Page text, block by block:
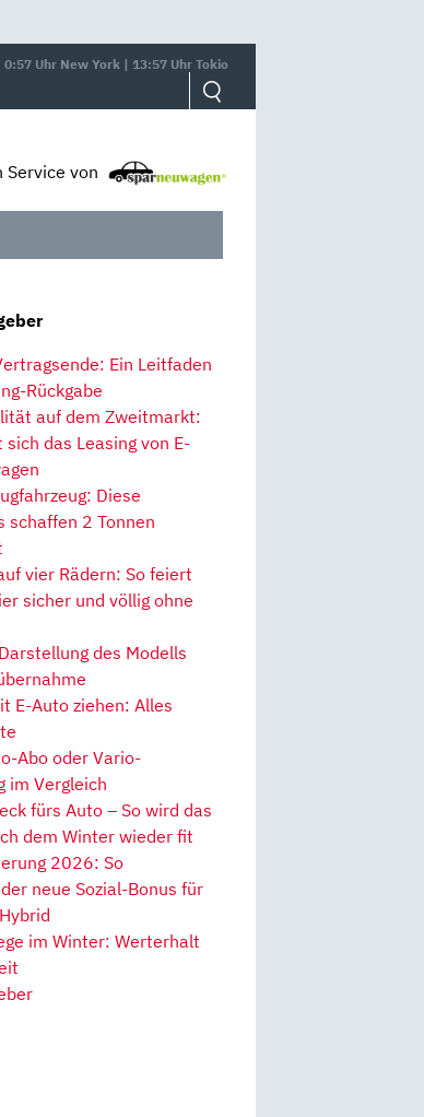
Uhr New York | 13:57 Uhr Tokio
Service von
Ein Leitfaden
Rückgabe
auf dem Zweitmarkt:
das Leasing von E-
Diese
schaffen 2 Tonnen
vier Rädern: So feiert
sicher und völlig ohne
des Modells
E-Auto ziehen: Alles
Abo oder Vario-
im Vergleich
fürs Auto – So wird das
dem Winter wieder fit
2026: So
neue Sozial-Bonus für
im Winter: Werterhalt